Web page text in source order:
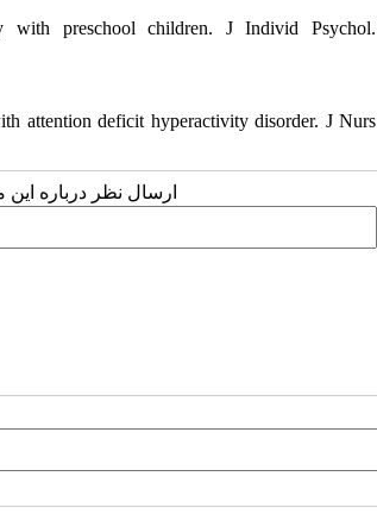
with preschool children. J Individ Psychol.
attention deficit hyperactivity disorder. J Nurs
ارسال نظر درباره